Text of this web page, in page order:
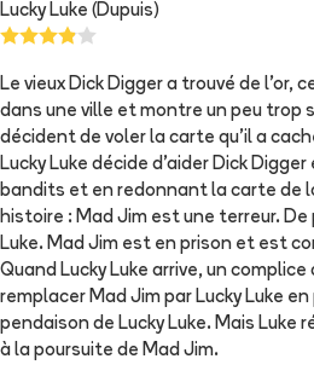
Lucky Luke (Dupuis)
Le vieux Dick Digger a trouvé de l'or,
dans une ville et montre un peu trop
décident de voler la carte qu'il a
Lucky Luke décide d'aider Dick
bandits et en redonnant la carte de
histoire : Mad Jim est une terreur. De
Luke. Mad Jim est en prison et est
Quand Lucky Luke arrive, un
remplacer Mad Jim par Lucky Luke
pendaison de Lucky Luke. Mais Luke
à la poursuite de Mad Jim.